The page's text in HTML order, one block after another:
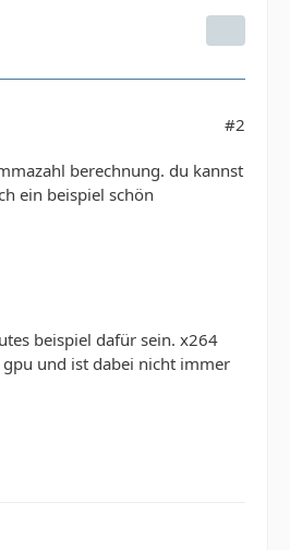
#2
berechnung. du kannst
ein beispiel schön
beispiel dafür sein. x264
und ist dabei nicht immer